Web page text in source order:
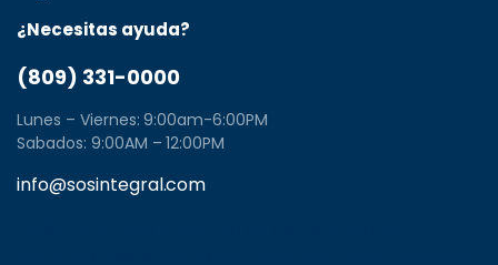
¿Necesitas ayuda?
(809) 331-0000
Lunes – Viernes: 9:00am-6:00PM
Sabados: 9:00AM – 12:00PM
info@sosintegral.com